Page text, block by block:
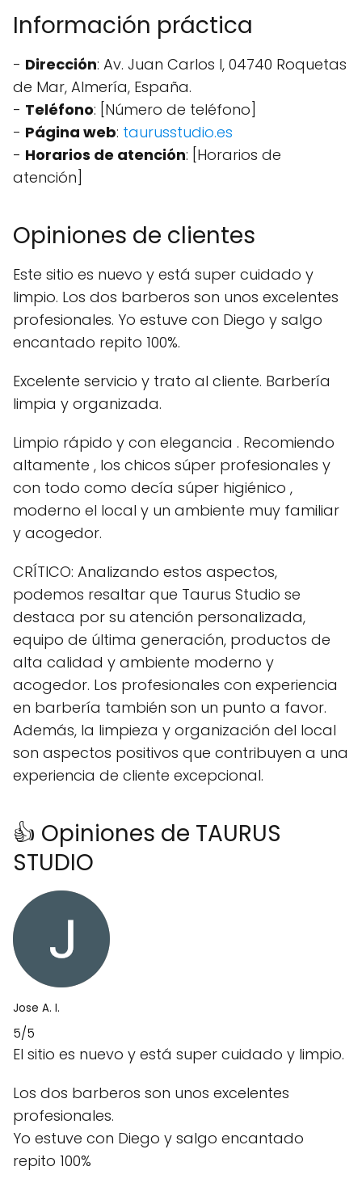
Información práctica
- Dirección: Av. Juan Carlos I, 04740 Roquetas
de Mar, Almería, España.
- Teléfono: [Número de teléfono]
- Página web: taurusstudio.es
- Horarios de atención: [Horarios de
atención]
Opiniones de clientes
Este sitio es nuevo y está super cuidado y
limpio. Los dos barberos son unos excelentes
profesionales. Yo estuve con Diego y salgo
encantado repito 100%.
Excelente servicio y trato al cliente. Barbería
limpia y organizada.
Limpio rápido y con elegancia . Recomiendo
altamente , los chicos súper profesionales y
con todo como decía súper higiénico ,
moderno el local y un ambiente muy familiar
y acogedor.
CRÍTICO: Analizando estos aspectos,
podemos resaltar que Taurus Studio se
destaca por su atención personalizada,
equipo de última generación, productos de
alta calidad y ambiente moderno y
acogedor. Los profesionales con experiencia
en barbería también son un punto a favor.
Además, la limpieza y organización del local
son aspectos positivos que contribuyen a una
experiencia de cliente excepcional.
👍 Opiniones de TAURUS
STUDIO
Jose A. I.
5/5
El sitio es nuevo y está super cuidado y limpio.
Los dos barberos son unos excelentes
profesionales.
Yo estuve con Diego y salgo encantado
repito 100%